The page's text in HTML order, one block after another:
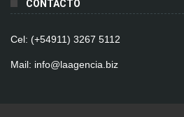
CONTACTO
Cel: (+54911) 3267 5112
Mail: info@laagencia.biz